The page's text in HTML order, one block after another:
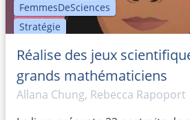
FemmesDeSciences
Stratégie
Réalise des jeux
grands mathématiciens
Allana Chung, Rebecca Rapoport